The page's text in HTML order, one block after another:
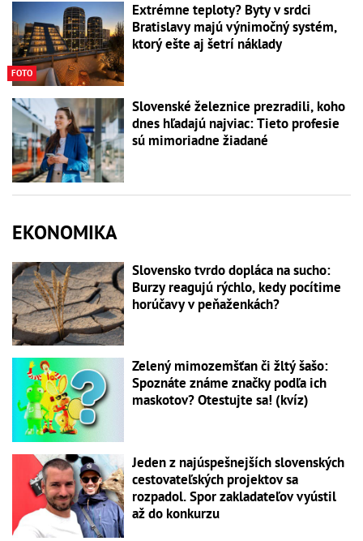
FOTO
Extrémne teploty? Byty v srdci
Bratislavy majú výnimočný systém,
ktorý ešte aj šetrí náklady
Slovenské železnice prezradili, koho
dnes hľadajú najviac: Tieto profesie
sú mimoriadne žiadané
EKONOMIKA
Slovensko tvrdo dopláca na sucho:
Burzy reagujú rýchlo, kedy pocítime
horúčavy v peňaženkách?
Zelený mimozemšťan či žltý šašo:
Spoznáte známe značky podľa ich
maskotov? Otestujte sa! (kvíz)
Jeden z najúspešnejších slovenských
cestovateľských projektov sa
rozpadol. Spor zakladateľov vyústil
až do konkurzu